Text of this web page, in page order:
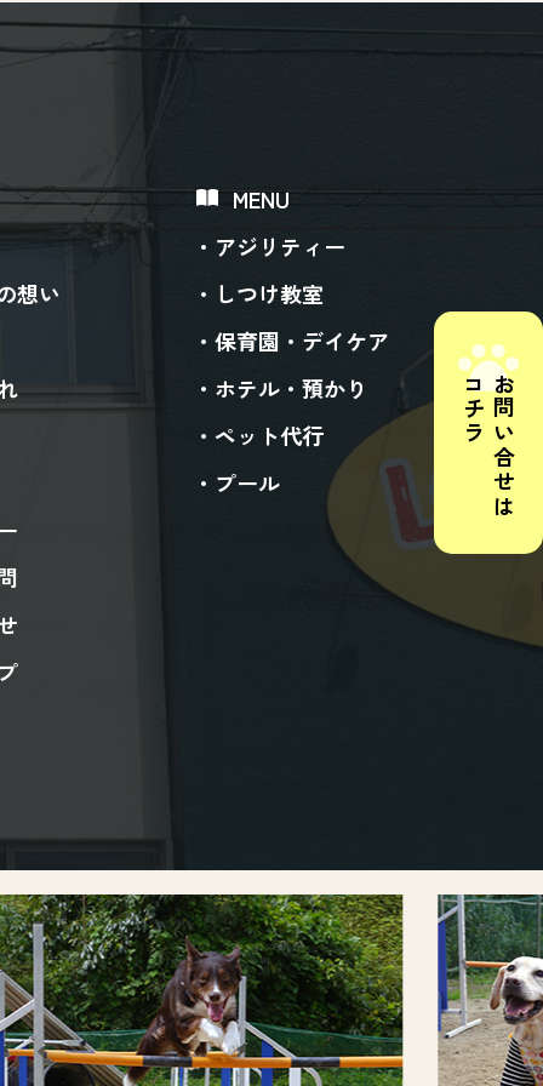
想い
MENU
アジリティー
しつけ教室
保育園・デイケア
ホテル・預かり
ペット代行
プール
お問い合せは
コチラ